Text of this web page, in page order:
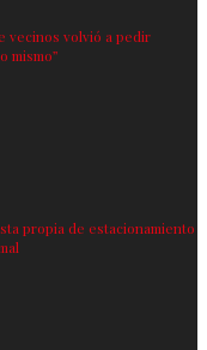
vecinos volvió a pedir
mismo”
propia de estacionamiento